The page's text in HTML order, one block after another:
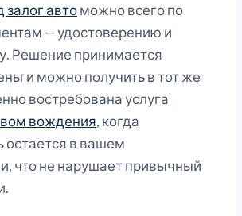
залог автоможно всего по
— удостоверению и
Решение принимается
можно получить в тот же
востребована услуга
вождения, когда
остается в вашем
что не нарушает привычный